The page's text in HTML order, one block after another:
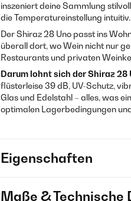
inszeniert deine Sammlung
die Temperatureinstellung
Der Shiraz 28 Uno passt ins
überall dort, wo Wein nicht nur
Restaurants und privaten
Darum lohnt sich der Shiraz 28
flüsterleise 39 dB, UV-Schutz,
Glas und Edelstahl – alles, was
optimalen Lagerbedingungen
Eigenschaften
Maße & Technische